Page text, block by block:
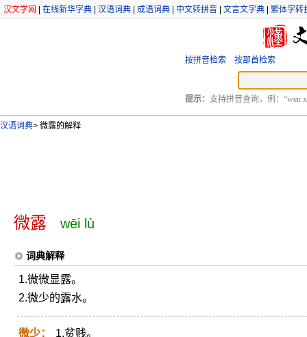
汉文学网 在线新华字典 汉语词典 成语词典 中文转拼音 文言文字典 繁体字转
按拼音检索 按部首检索
提示： 支持拼音查询，例：“wen
汉语词典> 微露的解释
微露 wēi lù
词典解释
1.微微显露。
2.微少的露水。
微少：
1.贫贱。